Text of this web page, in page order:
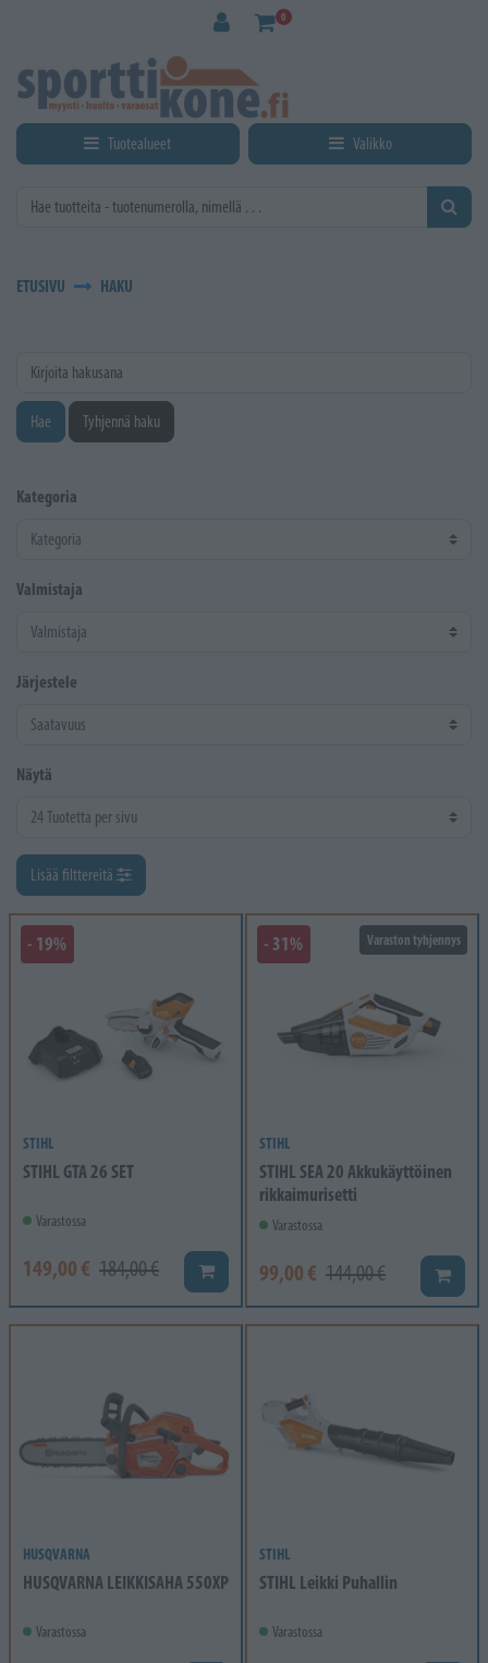
0
Tuotealueet Valikko
ETUSIVU HAKU
Kirjoita hakusana
Hae Tyhjennä haku
Kategoria
Valmistaja
Järjestele
Näytä
Lisää filttereitä
- 19%
STIHL
STIHL GTA 26 SET
Varastossa
149,00 € 184,00 € Lisää koriin
Varaston tyhjennys
- 31%
STIHL
STIHL SEA 20 Akkukäyttöinen
rikkaimurisetti
Varastossa
99,00 € 144,00 € Lisää
HUSQVARNA
HUSQVARNA LEIKKISAHA 550XP
Varastossa
STIHL
STIHL Leikki Puhallin
Varastossa